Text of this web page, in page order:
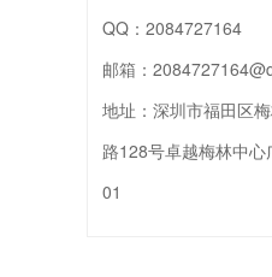
QQ： 2084727164
邮箱：
地址： 深圳市福田区
路128号卓越梅林中心
01